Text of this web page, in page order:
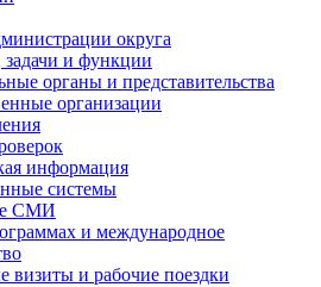
округа
и функции
органы и представительства
организации
информация
системы
СМИ
и международное
визиты и рабочие поездки